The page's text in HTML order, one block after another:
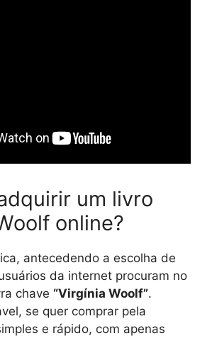
um livro
online?
antecedendo a escolha de
da internet procuram no
chave “Virgínia Woolf”.
se quer comprar pela
e rápido, com apenas